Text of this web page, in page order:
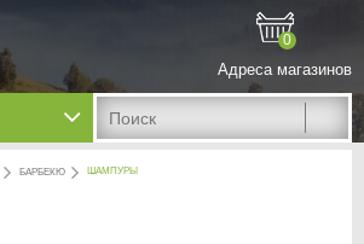
0
Адреса магазинов
БАРБЕКЮ ШАМПУРЫ